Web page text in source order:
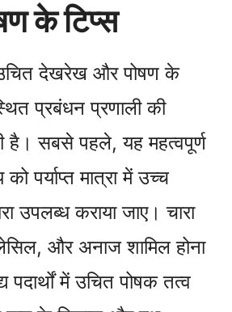
के टिप्स
देखरेख और पोषण के
प्रबंधन प्रणाली की
है। सबसे पहले, यह महत्वपूर्ण
पर्याप्त मात्रा में उच्च
उपलब्ध कराया जाए। चारा
और अनाज शामिल होना
पदार्थों में उचित पोषक तत्व